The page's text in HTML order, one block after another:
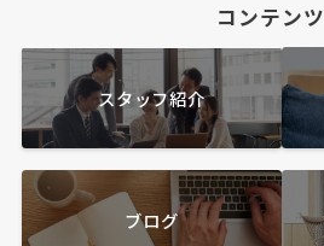
コンテンツ
スタッフ紹介
ブログ